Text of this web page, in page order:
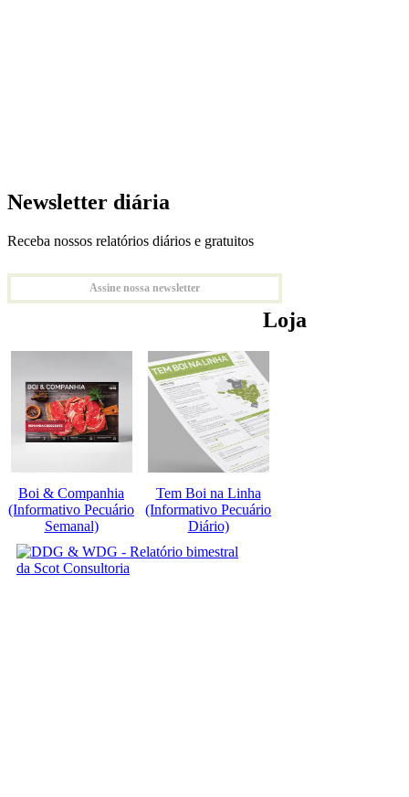
Newsletter diária
Receba nossos relatórios diários e gratuitos
Assine nossa newsletter
Loja
Boi & Companhia
(Informativo Pecuário
Semanal)
Tem Boi na Linha
(Informativo Pecuário
Diário)